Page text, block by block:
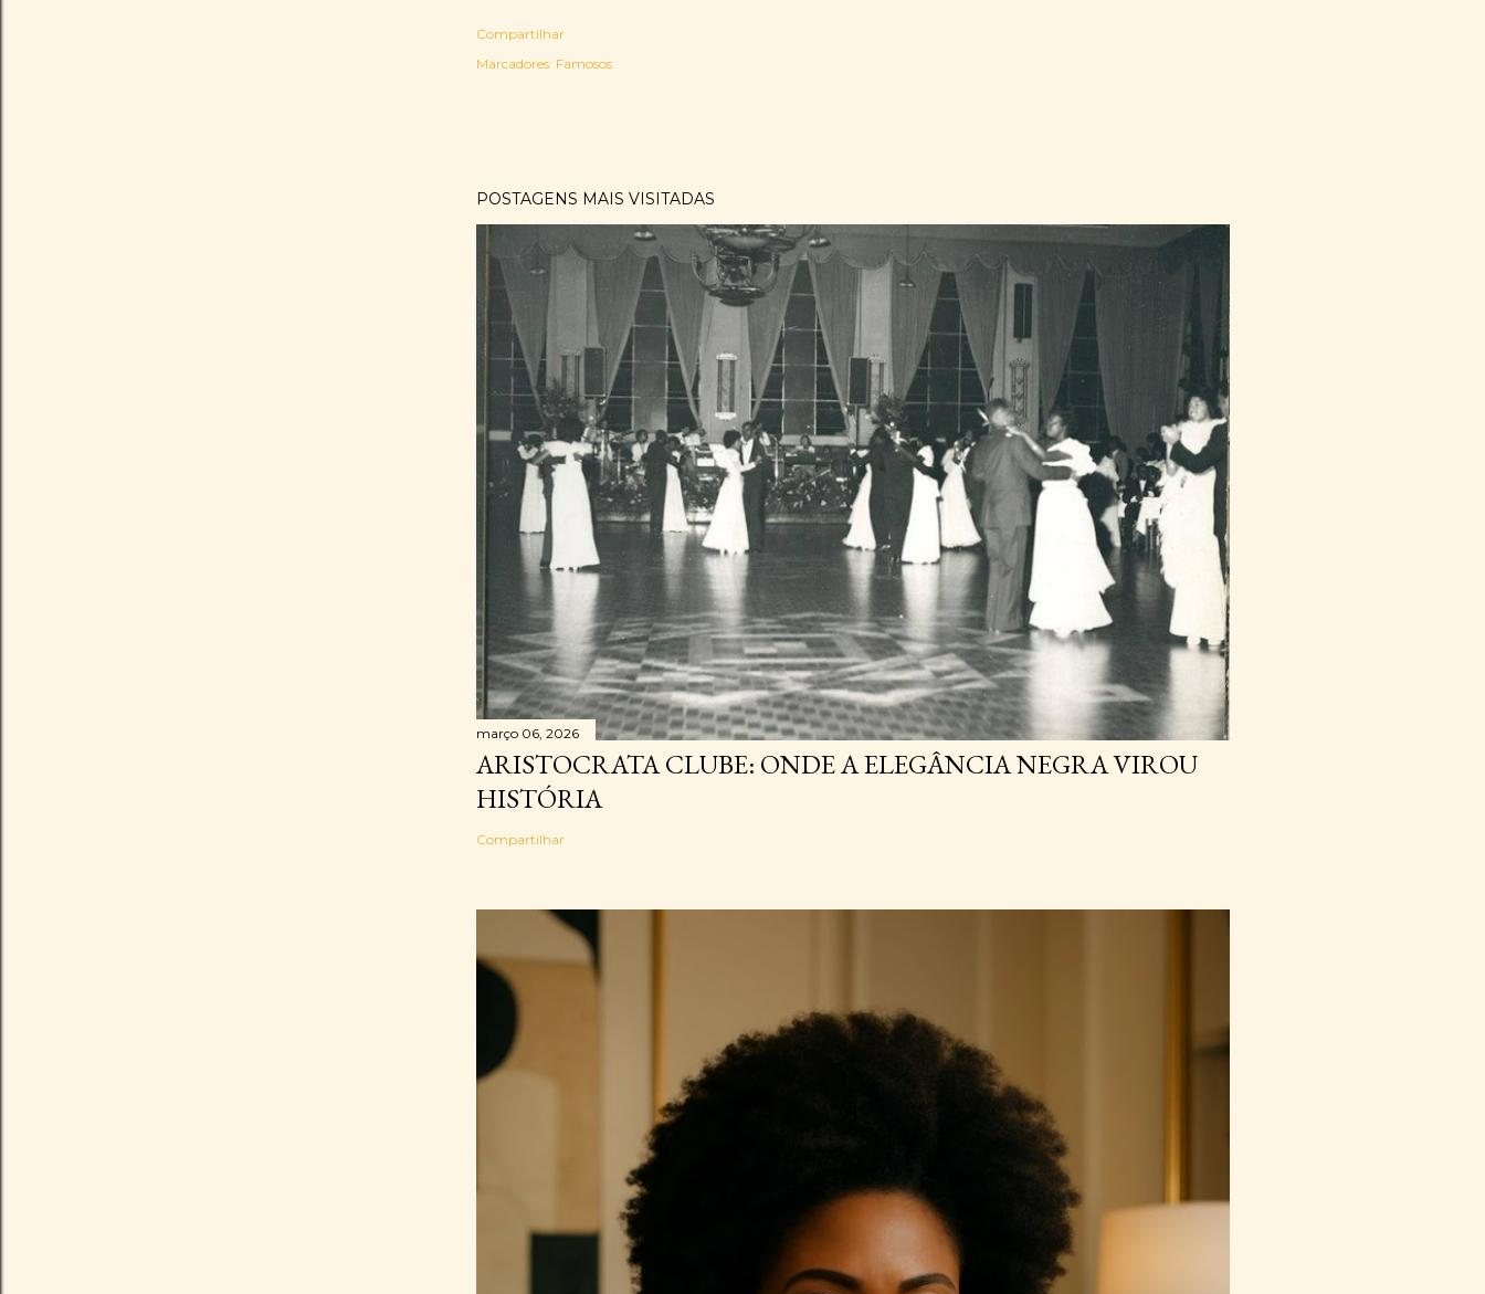
Compartilhar
Marcadores: Famosos
POSTAGENS MAIS VISITADAS
março 06, 2026
ARISTOCRATA CLUBE: ONDE A ELEGÂNCIA NEGRA VIROU
HISTÓRIA
Compartilhar